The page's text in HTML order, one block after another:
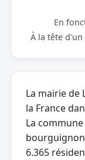
En
À la tête
La mairie de
la France
La
6.365